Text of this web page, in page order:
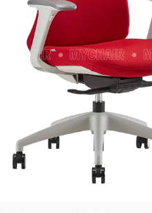
Giao hàng và
hàng
Đơn hàng được
Trong ngày hoặc
Trong ngày hoặc
hãy là người đầu tiên để